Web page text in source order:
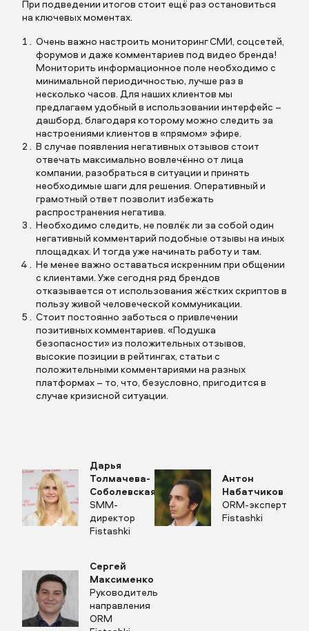
прислать бриф
При подведении итогов стоит ещё раз остановиться
на ключевых моментах.
Очень важно настроить мониторинг СМИ, соцсетей,
форумов и даже комментариев под видео бренда!
Мониторить информационное поле необходимо с
минимальной периодичностью, лучше раз в
несколько часов. Для наших клиентов мы
предлагаем удобный в использовании интерфейс –
дашборд, благодаря которому можно следить за
настроениями клиентов в «прямом» эфире.
В случае появления негативных отзывов стоит
отвечать максимально вовлечённо от лица
компании, разобраться в ситуации и принять
необходимые шаги для решения. Оперативный и
грамотный ответ позволит избежать
распространения негатива.
Необходимо следить, не повлёк ли за собой один
негативный комментарий подобные отзывы на иных
площадках. И тогда уже начинать работу и там.
Не менее важно оставаться искренним при общении
с клиентами. Уже сегодня ряд брендов
отказывается от использования жёстких скриптов в
пользу живой человеческой коммуникации.
Стоит постоянно заботься о привлечении
позитивных комментариев. «Подушка
безопасности» из положительных отзывов,
высокие позиции в рейтингах, статьи с
положительными комментариями на разных
платформах – то, что, безусловно, пригодится в
случае кризисной ситуации.
Дарья
Толмачева-
Соболевская
SMM-
директор
Fistashki
Антон
Набатчиков
ORM-эксперт
Fistashki
Сергей
Максименко
Руководитель
направления
ORM